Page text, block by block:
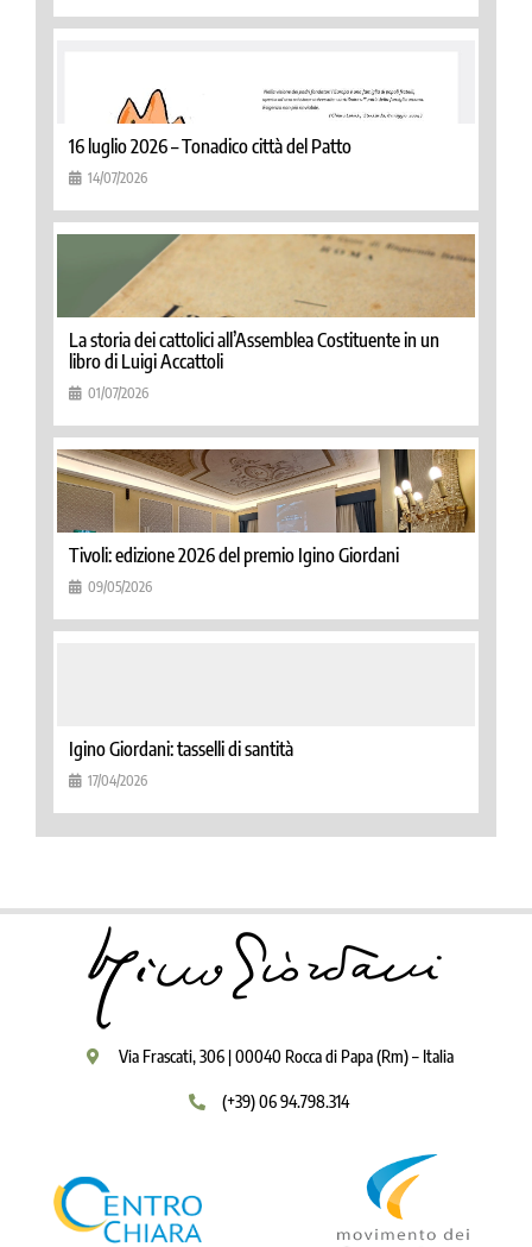
16 luglio 2026 – Tonadico città del Patto
14/07/2026
La storia dei cattolici all’Assemblea Costituente in un
libro di Luigi Accattoli
01/07/2026
Tivoli: edizione 2026 del premio Igino Giordani
09/05/2026
Igino Giordani: tasselli di santità
17/04/2026
Via Frascati, 306 | 00040 Rocca di Papa (Rm) – Italia
(+39) 06 94.798.314